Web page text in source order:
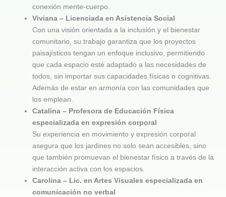
conexión mente-cuerpo.
Viviana – Licenciada en Asistencia Social
Con una visión orientada a la inclusión y el bienestar
comunitario, su trabajo garantiza que los proyectos
paisajísticos tengan un enfoque inclusivo, permitiendo
que cada espacio esté adaptado a las necesidades de
todos, sin importar sus capacidades físicas o cognitivas.
Además de estar en armonía con las comunidades que
los emplean.
Catalina – Profesora de Educación Física
especializada en expresión corporal
Su experiencia en movimiento y expresión corporal
asegura que los jardines no solo sean accesibles, sino
que también promuevan el bienestar físico a través de la
interacción activa con los espacios.
Carolina – Lic. en Artes Visuales especializada en
comunicación no verbal